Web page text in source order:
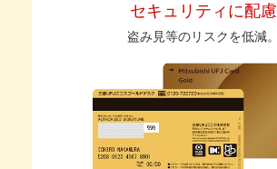
セキュリティに配慮
盗み見等のリスクを低減。